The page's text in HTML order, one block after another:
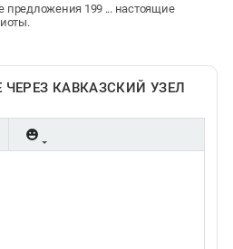
предложения 199 ... настоящие
КАВКАЗСКИЙ УЗЕЛ